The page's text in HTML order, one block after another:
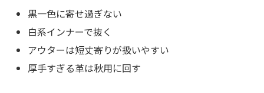
黒一色に寄せ過ぎない
白系インナーで抜く
アウターは短丈寄りが扱いやすい
厚手すぎる革は秋用に回す